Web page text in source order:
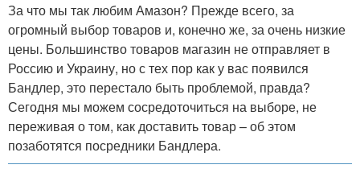
За что мы так любим Амазон? Прежде всего, за
огромный выбор товаров и, конечно же, за очень низкие
цены. Большинство товаров магазин не отправляет в
Россию и Украину, но с тех пор как у вас появился
Бандлер, это перестало быть проблемой, правда?
Сегодня мы можем сосредоточиться на выборе, не
переживая о том, как доставить товар – об этом
позаботятся посредники Бандлера.